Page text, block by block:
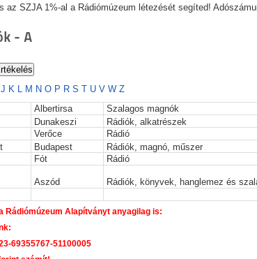
az SZJA 1%-al a Rádiómúzeum létezését segíted!
- A
J K L M NO P R S T U V W Z
Albertirsa
Szalagos magnók
Dunakeszi
Rádiók, alkatrészek
Verőce
Rádió
Budapest
Rádiók, magnó, műszer
Fót
Rádió
Aszód Rádiók, könyvek, hanglemez és
Rádiómúzeum Alapítványt anyagilag is:
69355767-51100005